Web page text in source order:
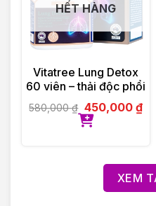
HẾT HÀNG
Vitatree Lung Detox
60 viên – thải độc phổi
580,000₫ 450,000 ₫
XEM